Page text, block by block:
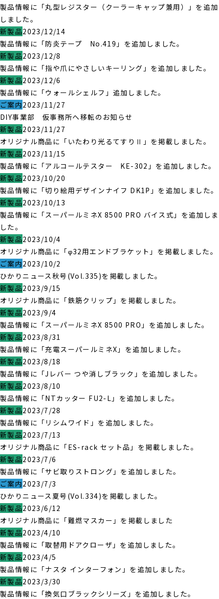
製品情報に「丸型レジスター（クーラーキャップ兼用）」を追加
しました。
新製品2023/12/14
製品情報に「防炎テープ No.419」を追加しました。
新製品2023/12/8
製品情報に「指や爪にやさしいキーリング」を追加しました。
新製品2023/12/6
製品情報に「ウォールシェルフ」追加しました。
ご案内2023/11/27
DIY事業部 仮事務所へ移転のお知らせ
新製品2023/11/27
オリジナル商品に「いたわり光るてすりⅡ」を掲載しました。
新製品2023/11/15
製品情報に「アルコールテスター KE-302」を追加しました。
新製品2023/10/20
製品情報に「切り絵用デザインナイフ DK1P」を追加しました。
新製品2023/10/13
製品情報に「スーパールミネX 8500 PRO バイス式」を追加しま
した。
新製品2023/10/4
オリジナル商品に「φ32用エンドブラケット」を掲載しました。
ご案内2023/10/2
ひかりニュース秋号(Vol.335)を掲載しました。
新製品2023/9/15
オリジナル商品に「鉄筋クリップ」を掲載しました。
新製品2023/9/4
製品情報に「スーパールミネX 8500 PRO」を追加しました。
新製品2023/8/31
製品情報に「充電スーパールミネX」を追加しました。
新製品2023/8/18
製品情報に「Jレバー つや消しブラック」を追加しました。
新製品2023/8/10
製品情報に「NTカッター FU2-L」を追加しました。
新製品2023/7/28
製品情報に「リシムワイド」を追加しました。
新製品2023/7/13
オリジナル商品に「ES-rack セット品」を掲載しました。
新製品2023/7/6
製品情報に「サビ取りストロング」を追加しました。
ご案内2023/7/3
ひかりニュース夏号(Vol.334)を掲載しました。
新製品2023/6/12
オリジナル商品に「難燃マスカー」を掲載しました
新製品2023/4/10
製品情報に「取替用ドアクローザ」を追加しました。
新製品2023/4/5
製品情報に「ナスタ インターフォン」を追加しました。
新製品2023/3/30
製品情報に「換気口ブラックシリーズ」を追加しました。